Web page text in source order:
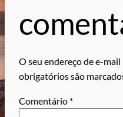
O seu endereço de e-
obrigatórios são
Comentário *